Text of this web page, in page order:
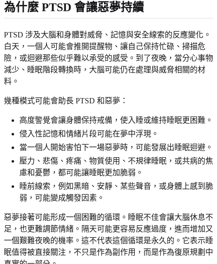
為什麼 PTSD 會讓惡夢持續
PTSD 涉及大腦和身體對威脅、記憶與安全線索的反應變化。
白天，一個人可能會推開提醒物、讓自己保持忙碌、掃描危
險，或迴避那些似乎難以承受的感受。到了夜晚，當分心事物
減少、睡眠階段轉換時，大腦可能仍在處理與威脅相關的材
料。
幾種模式可能會助長 PTSD 和惡夢：
高度警覺會讓身體保持戒備，使入睡或維持睡眠更困難。
侵入性記憶和情緒片段可能在夢中浮現。
當一個人開始害怕下一場惡夢時，可能發展出睡眠迴避。
壓力、悲傷、疼痛、物質使用、不規律睡眠，或共病的焦
慮和憂鬱，都可能讓睡眠更加脆弱。
睡前線索，例如黑暗、安靜、某些聲音，或身體上感到脆
弱，可能變成觸發因素。
惡夢接著可能形成一個困難的循環。睡眠不佳會讓大腦休息不
足，也更難調節情緒。隔天可能更容易反應過度，進而增加又
一個艱難夜晚的機率。這不代表這個循環是永久的。它表示睡
眠值得被直接關注，不只是作為副作用，而是作為復原規劃中